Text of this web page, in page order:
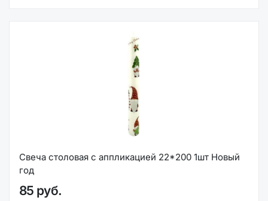
Свеча столовая с аппликацией 22*200 1шт Новый
год
85 руб.